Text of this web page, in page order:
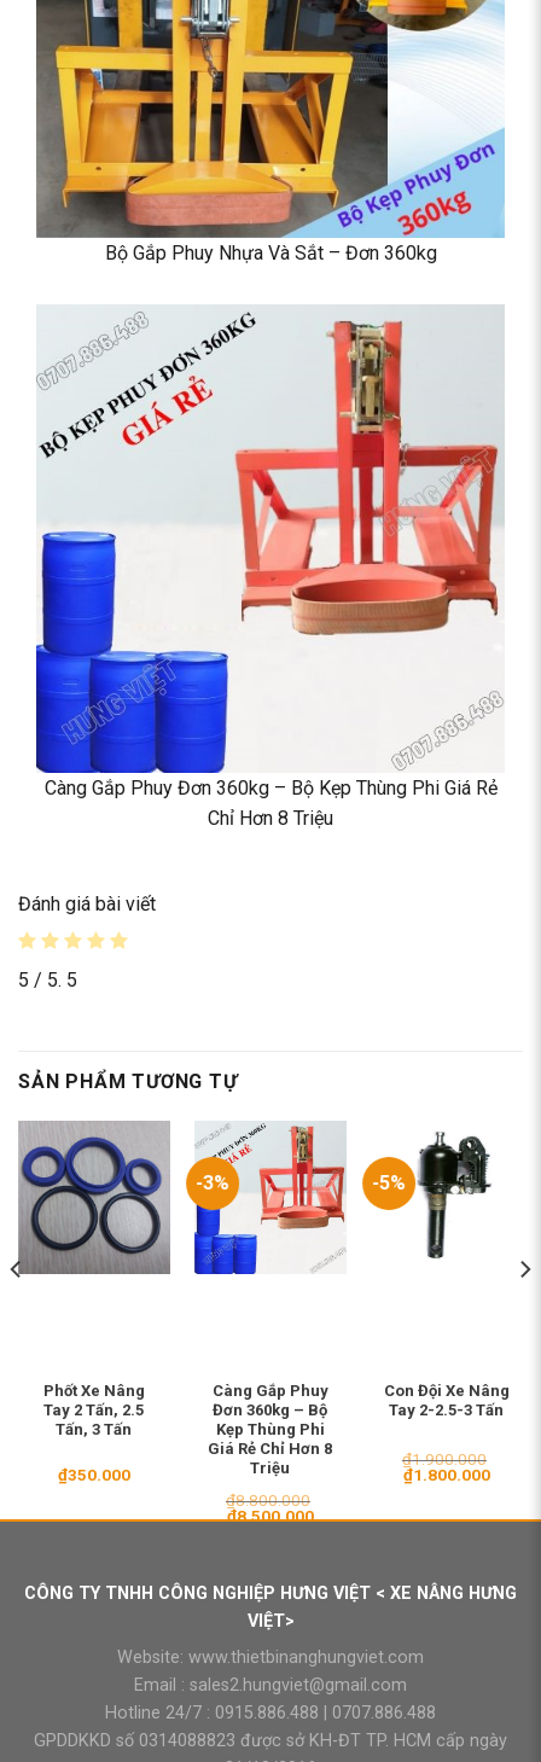
Bộ Gắp Phuy Nhựa Và Sắt – Đơn 360kg
Càng Gắp Phuy Đơn 360kg – Bộ Kẹp Thùng Phi Giá Rẻ
Chỉ Hơn 8 Triệu
Đánh giá bài viết
5 / 5. 5
SẢN PHẨM TƯƠNG TỰ
Phốt Xe Nâng
Tay 2 Tấn, 2.5
Tấn, 3 Tấn
₫350.000
-3%
Càng Gắp Phuy
Đơn 360kg – Bộ
Kẹp Thùng Phi
Giá Rẻ Chỉ Hơn 8
Triệu
₫8.800.000
Giá
₫8.500.000Giá
-5%
Con Đội Xe Nâng
Tay 2-2.5-3 Tấn
₫1.900.000
Giá
gốc
₫1.900.000.
₫1.800.000Giá
là:
CÔNG TY TNHH CÔNG NGHIỆP HƯNG VIỆT < XE NÂNG HƯNG
VIỆT>
Website: www.thietbinanghungviet.com
Email : sales2.hungviet@gmail.com
Hotline 24/7 : 0915.886.488
0707.886.488
GPDDKKD số 0314088823 được sở KH-ĐT TP. HCM cấp ngày